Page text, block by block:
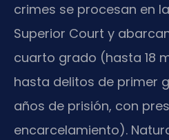
crimes se procesan en
Superior Court y
cuarto grado (hasta 18
hasta delitos de primer
años de prisión, con
encarcelamiento).